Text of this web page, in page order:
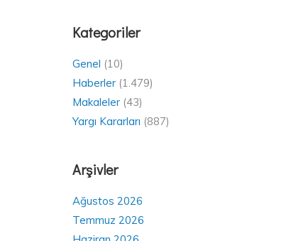
Kategoriler
Genel (10)
Haberler (1.479)
Makaleler (43)
Yargı Kararları (887)
Arşivler
Ağustos 2026
Temmuz 2026